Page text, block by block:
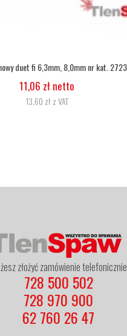
Wąż tlenowy fi 6,3
5,07 zł netto
6,24 zł z VAT
złożyć zamówienie telefonicznie
728 500 502
728 970 900
62 760 26 47